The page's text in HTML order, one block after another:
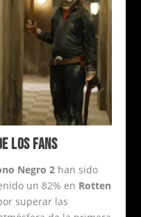
LOS FANS
Negro 2 han sido
un 82% en Rotten
superar las